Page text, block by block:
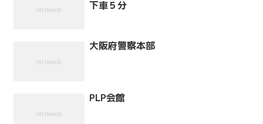
下車５分
大阪府警察本部
PLP会館